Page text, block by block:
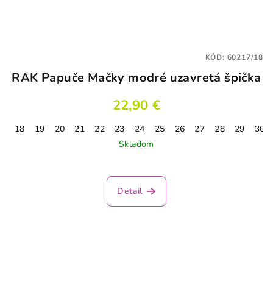
RAK Papuče Mačky modré uzavretá špička
22,90 €
18 19 20 21 22 23 24 25 26 27 28 29
30
Skladom
Detail
KÓD: 60217/18